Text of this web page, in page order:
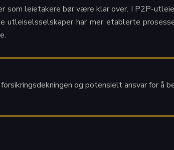
som leietakere bør være klar over. I P2P-
utleiselsselskaper har mer etablerte
og potensielt ansvar for å